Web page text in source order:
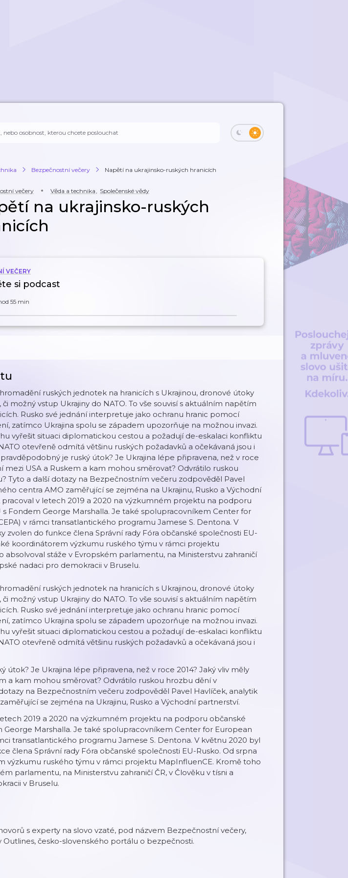
Bezpečnostní večery Napětí na ukrajinsko-ruských hranicích
večery Věda a technika, Společenské vědy
na ukrajinsko-ruských
VEČERY
si podcast
55 min
ruských jednotek na hranicích s Ukrajinou, dronové útoky
možný vstup Ukrajiny do NATO. To vše souvisí s aktuálním napětím
Rusko své jednání interpretuje jako ochranu hranic pomocí
zatímco Ukrajina spolu se západem upozorňuje na možnou invazi.
vyřešit situaci diplomatickou cestou a požadují de-eskalaci konfliktu
otevřeně odmítá většinu ruských požadavků a očekávaná jsou i
pravděpodobný je ruský útok? Je Ukrajina lépe připravena, než v roce
mezi USA a Ruskem a kam mohou směrovat? Odvrátilo ruskou
Tyto a další dotazy na Bezpečnostním večeru zodpověděl Pavel
centra AMO zaměřující se zejména na Ukrajinu, Rusko a Východní
v letech 2019 a 2020 na výzkumném projektu na podporu
s Fondem George Marshalla. Je také spolupracovníkem Center for
v rámci transatlantického programu Jamese S. Dentona. V
zvolen do funkce člena Správní rady Fóra občanské společnosti EU-
koordinátorem výzkumu ruského týmu v rámci projektu
absolvoval stáže v Evropském parlamentu, na Ministerstvu zahraničí
nadaci pro demokracii v Bruselu.
ruských jednotek na hranicích s Ukrajinou, dronové útoky
možný vstup Ukrajiny do NATO. To vše souvisí s aktuálním napětím
Rusko své jednání interpretuje jako ochranu hranic pomocí
zatímco Ukrajina spolu se západem upozorňuje na možnou invazi.
vyřešit situaci diplomatickou cestou a požadují de-eskalaci konfliktu
otevřeně odmítá většinu ruských požadavků a očekávaná jsou i
útok? Je Ukrajina lépe připravena, než v roce 2014? Jaký vliv měly
a kam mohou směrovat? Odvrátilo ruskou hrozbu dění v
na Bezpečnostním večeru zodpověděl Pavel Havlíček, analytik
se zejména na Ukrajinu, Rusko a Východní partnerství.
2019 a 2020 na výzkumném projektu na podporu občanské
George Marshalla. Je také spolupracovníkem Center for European
transatlantického programu Jamese S. Dentona. V květnu 2020 byl
člena Správní rady Fóra občanské společnosti EU-Rusko. Od srpna
výzkumu ruského týmu v rámci projektu MapInfluenCE. Kromě toho
parlamentu, na Ministerstvu zahraničí ČR, v Člověku v tísni a
v Bruselu.
s experty na slovo vzaté, pod názvem Bezpečnostní večery,
Outlines, česko-slovenského portálu o bezpečnosti.